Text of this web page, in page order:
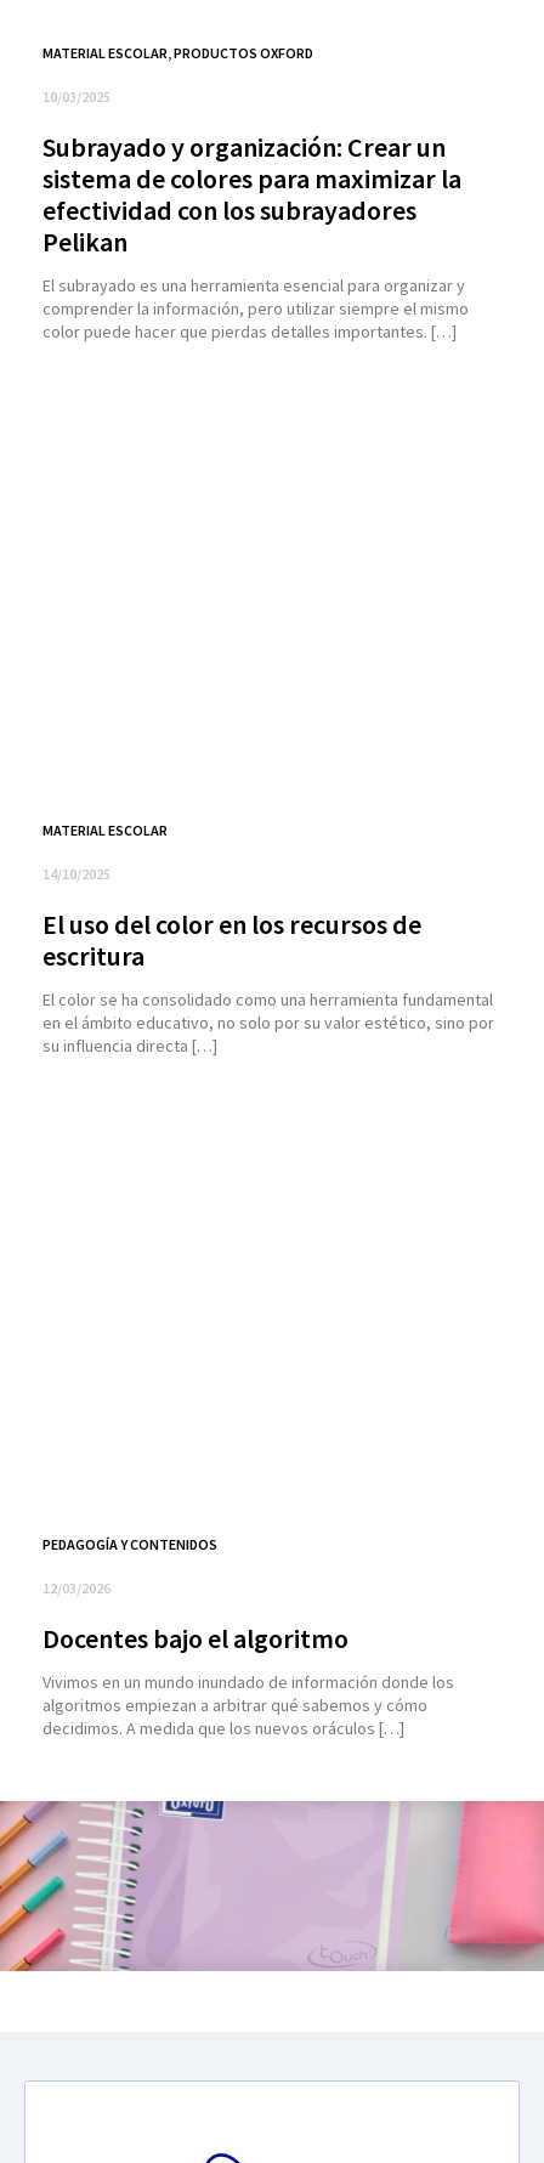
MATERIAL ESCOLAR PRODUCTOS OXFORD
10/03/2025
Subrayado y organización: Crear un
sistema de colores para maximizar la
efectividad con los subrayadores
Pelikan
El subrayado es una herramienta esencial para organizar y
comprender la información, pero utilizar siempre el mismo
color puede hacer que pierdas detalles importantes. […]
MATERIAL ESCOLAR
14/10/2025
El uso del color en los recursos de
escritura
El color se ha consolidado como una herramienta fundamental
en el ámbito educativo, no solo por su valor estético, sino por
su influencia directa […]
PEDAGOGÍA Y CONTENIDOS
12/03/2026
Docentes bajo el algoritmo
Vivimos en un mundo inundado de información donde los
algoritmos empiezan a arbitrar qué sabemos y cómo
decidimos. A medida que los nuevos oráculos […]